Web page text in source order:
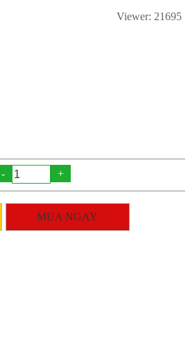
Viewer: 21695
- +
MUA NGAY